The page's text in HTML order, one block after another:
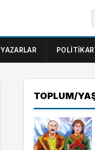
YAZARLAR
TOPLUM/